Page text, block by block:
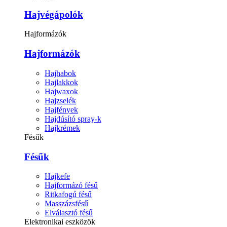
Hajvégápolók
Hajformázók
Hajformázók
Hajhabok
Hajlakkok
Hajwaxok
Hajzselék
Hajfények
Hajdúsító spray-k
Hajkrémek
Fésűk
Fésűk
Hajkefe
Hajformázó fésű
Ritkafogú fésű
Masszázsfésű
Elválasztó fésű
Elektronikai eszközök